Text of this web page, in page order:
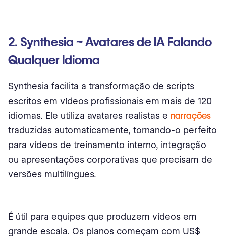
2. Synthesia ~ Avatares de IA Falando
Qualquer Idioma
Synthesia facilita a transformação de scripts
escritos em vídeos profissionais em mais de 120
idiomas. Ele utiliza avatares realistas e narrações
traduzidas automaticamente, tornando-o perfeito
para vídeos de treinamento interno, integração
ou apresentações corporativas que precisam de
versões multilíngues.
É útil para equipes que produzem vídeos em
grande escala. Os planos começam com US$